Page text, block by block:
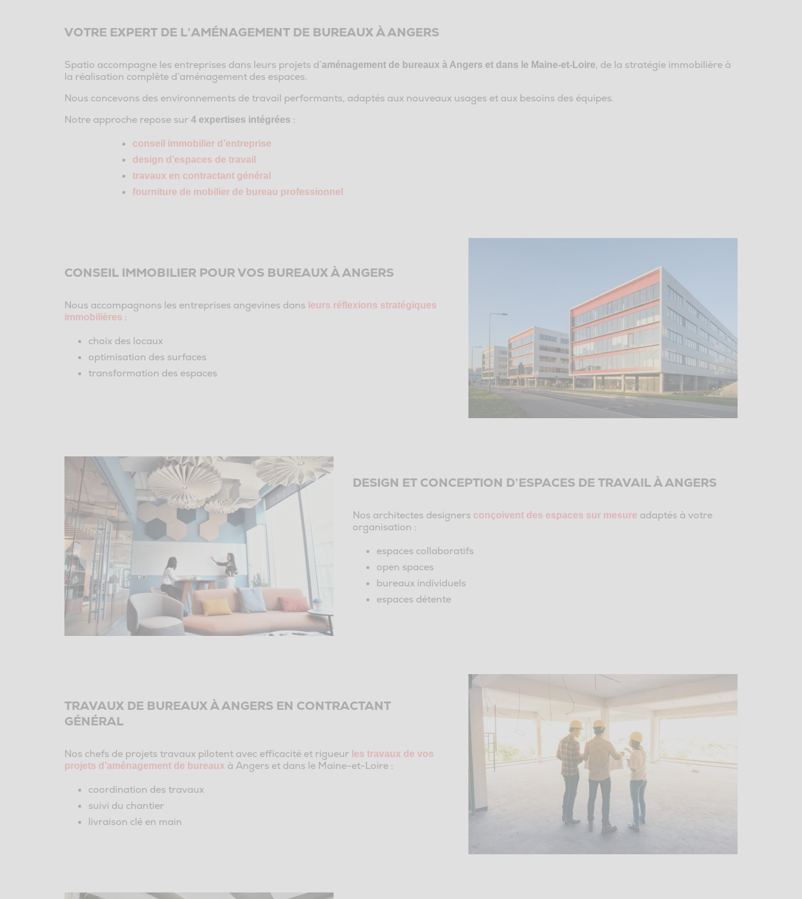
VOTRE EXPERT DE L’AMÉNAGEMENT DE BUREAUX À ANGERS
Spatio accompagne les entreprises dans leurs projets d’aménagement de bureaux à Angers et dans le Maine-et-Loire, de la stratégie immobilière à
la réalisation complète d’aménagement des espaces.
Nous concevons des environnements de travail performants, adaptés aux nouveaux usages et aux besoins des équipes.
Notre approche repose sur 4 expertises intégrées :
conseil immobilier d’entreprise
design d’espaces de travail
travaux en contractant général
fourniture de mobilier de bureau professionnel
CONSEIL IMMOBILIER POUR VOS BUREAUX À ANGERS
Nous accompagnons les entreprises angevines dans leurs réflexions stratégiques
immobilières :
choix des locaux
optimisation des surfaces
transformation des espaces
DESIGN ET CONCEPTION D’ESPACES DE TRAVAIL À ANGERS
Nos architectes designers conçoivent des espaces sur mesure adaptés à votre
organisation :
espaces collaboratifs
open spaces
bureaux individuels
espaces détente
TRAVAUX DE BUREAUX À ANGERS EN CONTRACTANT
GÉNÉRAL
Nos chefs de projets travaux pilotent avec efficacité et rigueur les travaux de vos
projets d’aménagement de bureaux à Angers et dans le Maine-et-Loire :
coordination des travaux
suivi du chantier
livraison clé en main